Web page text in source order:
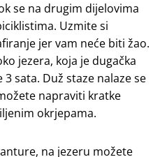
se na drugim dijelovima
Uzmite si
jer vam neće biti žao.
jezera, koja je dugačka
sata. Duž staze nalaze se
napraviti kratke
okrjepama.
na jezeru možete